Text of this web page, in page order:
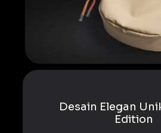
Desain Elegan
Edition